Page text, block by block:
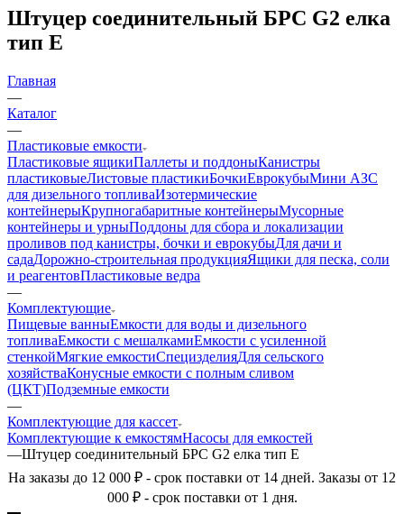
Штуцер соединительный БРС G2 елка
тип Е
Главная
—
Каталог
—
Пластиковые емкости
Пластиковые ящикиПаллеты и поддоныКанистры
пластиковыеЛистовые пластикиБочкиЕврокубыМини АЗС
для дизельного топливаИзотермические
контейнерыКрупногабаритные контейнерыМусорные
контейнеры и урныПоддоны для сбора и локализации
проливов под канистры, бочки и еврокубыДля дачи и
садаДорожно-строительная продукцияЯщики для песка, соли
и реагентовПластиковые ведра
—
Комплектующие
Пищевые ванныЕмкости для воды и дизельного
топливаЕмкости с мешалкамиЕмкости с усиленной
стенкойМягкие емкостиСпецизделияДля сельского
хозяйстваКонусные емкости с полным сливом
(ЦКТ)Подземные емкости
—
Комплектующие для кассет
Комплектующие к емкостямНасосы для емкостей
—Штуцер соединительный БРС G2 елка тип Е
На заказы до 12 000 ₽ - срок поставки от 14 дней. Заказы от 12
000 ₽ - срок поставки от 1 дня.